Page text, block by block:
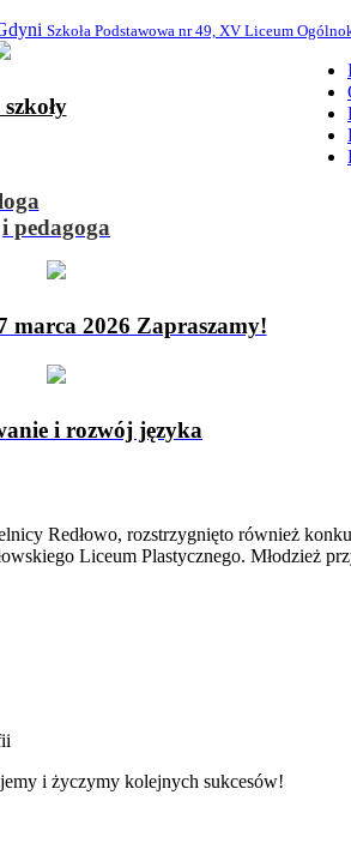
Szkoła Podstawowa nr 49, XV Liceum
i pedagoga
marca 2026 Zapraszamy!
i rozwój języka
Redłowo, rozstrzygnięto również
Liceum Plastycznego. Młodzież
i życzymy kolejnych sukcesów!